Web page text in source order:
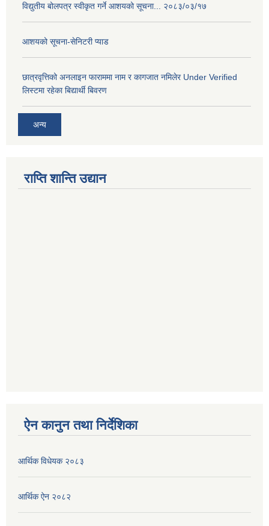
विद्युतीय बोलपत्र स्वीकृत गर्ने आशयको सूचना... २०८३/०३/१७
आशयको सूचना-सेनिटरी प्याड
छात्रवृत्तिको अनलाइन फाराममा नाम र कागजात नमिलेर Under Verified
लिस्टमा रहेका बिद्यार्थी बिवरण
अन्य
राप्ति शान्ति उद्यान
ऐन कानुन तथा निर्देशिका
आर्थिक विधेयक २०८३
आर्थिक ऐन २०८२